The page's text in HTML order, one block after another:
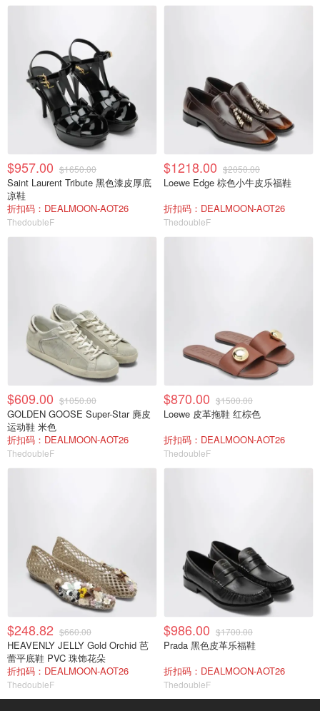
$957.00 $1650.00
Saint Laurent Tribute 黑色漆皮厚底
凉鞋
折扣码：DEALMOON-AOT26
ThedoubleF
$1218.00 $2050.00
Loewe Edge 棕色小牛皮乐福鞋
折扣码：DEALMOON-AOT26
ThedoubleF
$609.00 $1050.00
GOLDEN GOOSE Super-Star 麂皮
运动鞋 米色
折扣码：DEALMOON-AOT26
ThedoubleF
$870.00 $1500.00
Loewe 皮革拖鞋 红棕色
折扣码：DEALMOON-AOT26
ThedoubleF
$248.82 $660.00
HEAVENLY JELLY Gold Orchid 芭
蕾平底鞋 PVC 珠饰花朵
折扣码：DEALMOON-AOT26
ThedoubleF
$986.00 $1700.00
Prada 黑色皮革乐福鞋
折扣码：DEALMOON-AOT26
ThedoubleF